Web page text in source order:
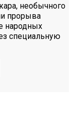
необычного
прорыва
народных
специальную